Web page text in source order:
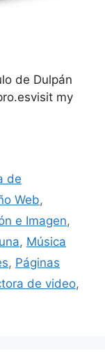
de Dulpán
my
de
Web,
e Imagen,
, Música
, Páginas
de video,